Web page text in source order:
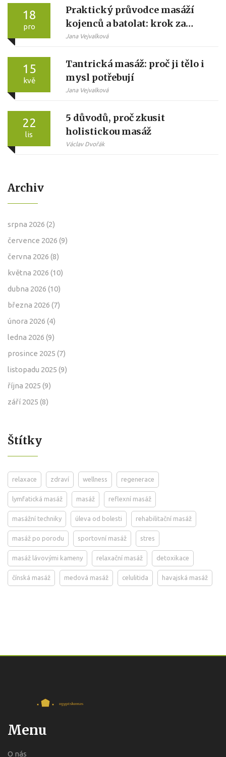
18
pro
Praktický průvodce masáží
kojenců a batolat: krok za
krokem pro klid, spánek a
Jana Vejvalková
15
kvě
Tantrická masáž: proč ji tělo i
mysl potřebují
Jana Vejvalková
22
lis
5 důvodů, proč zkusit
holistickou masáž
Václav Dvořák
Archiv
srpna 2026 (2)
července 2026 (9)
června 2026 (8)
května 2026 (10)
dubna 2026 (10)
března 2026 (7)
února 2026 (4)
ledna 2026 (9)
prosince 2025 (7)
listopadu 2025 (9)
října 2025 (9)
září 2025 (8)
Štítky
relaxace zdraví wellness regenerace
lymfatická masáž masáž reflexní masáž
masážní techniky úleva od bolesti rehabilitační masáž
masáž po porodu sportovní masáž stres
masáž lávovými kameny relaxační masáž detoxikace
čínská masáž medová masáž celulitida havajská masáž
Menu
O nás